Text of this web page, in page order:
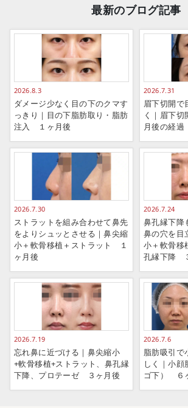
最新のブログ記事
2026.8.3
ダメージ少なく目の下のクマす
っきり｜目の下脂肪取り・脂肪
注入 １ヶ月後
2026.7.31
眉下切開で
く｜眉下
月後の経過
2026.7.30
ストラットを組み合わせて鼻先
をよりシュッとさせる｜鼻尖縮
小＋軟骨移植＋ストラット １
ヶ月後
2026.7.24
鼻孔縁下降
鼻の穴を目
小＋軟骨移
孔縁下降
2026.7.19
忘れ鼻に近づける｜鼻尖縮小
+軟骨移植+ストラット、鼻孔縁
下降、プロテーゼ ３ヶ月後
2026.7.6
脂肪吸引で
しく｜小顔
ゴ下） ６